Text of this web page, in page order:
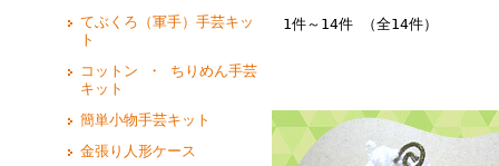
てぶくろ（軍手）手芸キッ
ト
コットン ・ ちりめん手芸
キット
簡単小物手芸キット
金張り人形ケース
1件～14件 （全14件）